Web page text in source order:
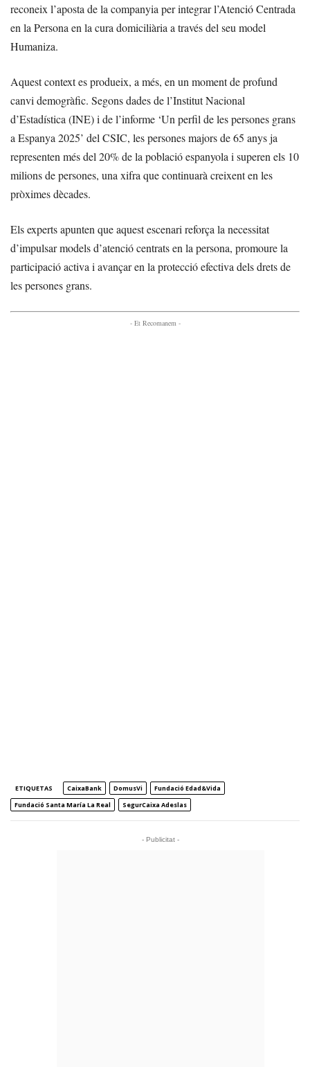
reconeix l’aposta de la companyia per integrar l’Atenció Centrada
en la Persona en la cura domiciliària a través del seu model
Humaniza.
Aquest context es produeix, a més, en un moment de profund
canvi demogràfic. Segons dades de l’Institut Nacional
d’Estadística (INE) i de l’informe ‘Un perfil de les persones grans
a Espanya 2025’ del CSIC, les persones majors de 65 anys ja
representen més del 20% de la població espanyola i superen els 10
milions de persones, una xifra que continuarà creixent en les
pròximes dècades.
Els experts apunten que aquest escenari reforça la necessitat
d’impulsar models d’atenció centrats en la persona, promoure la
participació activa i avançar en la protecció efectiva dels drets de
les persones grans.
- Et Recomanem -
ETIQUETAS CaixaBank DomusVi
Fundació Edad&Vida
Fundació Santa María La Real
SegurCaixa Adeslas
- Publicitat -